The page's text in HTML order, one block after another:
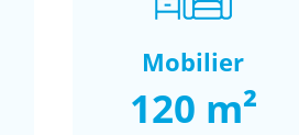
Mobilier
120 m²